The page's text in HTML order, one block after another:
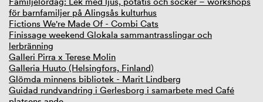
för barnfamiljer på Alingsås kulturhus
Fictions We're Made Of - Combi Cats
Finissage weekend Glokala sammantrasslingar och
lerbränning
Galleri Pirra x Terese Molin
Galleria Huuto (Helsingfors, Finland)
Glömda minnens bibliotek - Marit Lindberg
Guidad rundvandring i Gerlesborg i samarbete med Café